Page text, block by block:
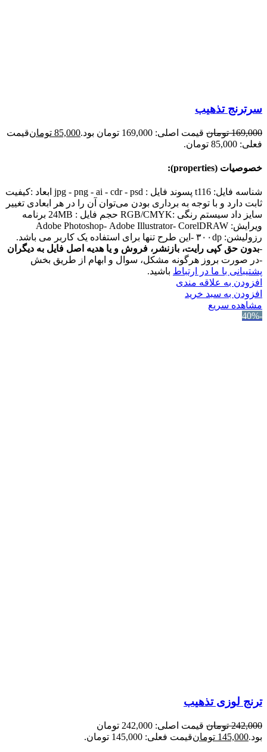
سرترنج تذهیب
169,000 تومان قیمت اصلی: 169,000 تومان بود. 85,000 تومانقیمت
فعلی: 85,000 تومان.
خصوصیات (properties):
شناسه فایل: t116 پسوند فایل : jpg - png - ai - cdr - psd ابعاد :کیفیت
ثابت دارد و با توجه به برداری بودن می‌توان آن را در هر ابعادی تغییر
سایز داد سیستم رنگی :RGB/CMYK حجم فایل : 24MB برنامه
ویرایش: Adobe Photoshop- Adobe Illustrator- CorelDRAW
رزولیشن: ۳۰۰dp -این طرح تنها برای استفاده یک کاربر می باشد.
-بدون حق کپی رایت، بازنشر، فروش و یا هدیه اصل فایل به دیگران
-در صورت بروز هرگونه مشکل، سوال و ابهام از طریق بخش
پشتیبانی با ما در ارتباط باشید.
افزودن به علاقه مندی
افزودن به سبد خرید
مشاهده سریع
-40%
ترنج لوزی تذهیب
242,000 تومان
قیمت اصلی: 242,000 تومان
بود.145,000 تومانقیمت فعلی: 145,000 تومان.